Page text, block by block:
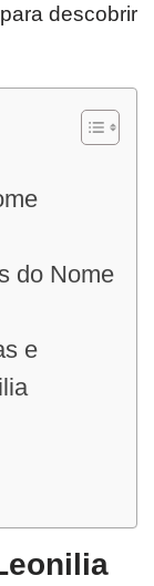
descobrir
do Nome
e